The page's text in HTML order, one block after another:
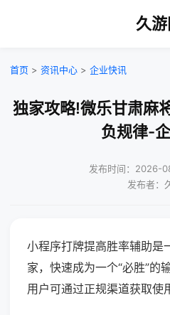
久游
首页 > 资讯中心 > 企业快讯
独家攻略!微乐甘肃麻
负规律-
发布时间：2026-
发布者：
小程序打牌提高胜率辅助是
家，快速成为一个“必胜”的
用户可通过正规渠道获取使